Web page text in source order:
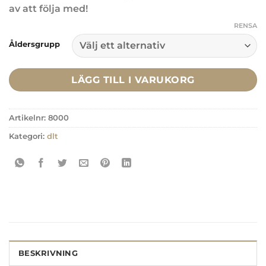
av att följa med!
Åldersgrupp
RENSA
LÄGG TILL I VARUKORG
Artikelnr: 8000
Kategori: dlt
BESKRIVNING